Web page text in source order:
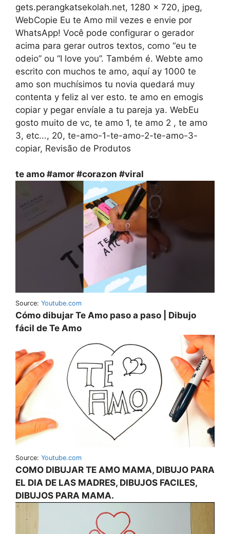
gets.perangkatsekolah.net, 1280 x 720, jpeg,
WebCopie Eu te Amo mil vezes e envie por
WhatsApp! Você pode configurar o gerador
acima para gerar outros textos, como “eu te
odeio” ou “I love you”. Também é. Webte amo
escrito con muchos te amo, aquí ay 1000 te
amo son muchísimos tu novia quedará muy
contenta y feliz al ver esto. te amo en emogis
copiar y pegar envíale a tu pareja ya. WebEu
gosto muito de vc, te amo 1, te amo 2 , te amo
3, etc..., 20, te-amo-1-te-amo-2-te-amo-3-
copiar, Revisão de Produtos
te amo #amor #corazon #viral
Source: Youtube.com
Cómo dibujar Te Amo paso a paso | Dibujo
fácil de Te Amo
Source: Youtube.com
COMO DIBUJAR TE AMO MAMA, DIBUJO PARA
EL DIA DE LAS MADRES, DIBUJOS FACILES,
DIBUJOS PARA MAMA.